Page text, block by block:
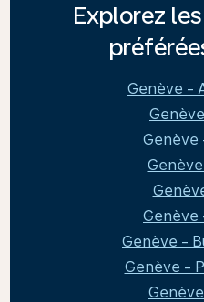
Explorez
Genève -
Genève
Genève
Genève -
Genève -